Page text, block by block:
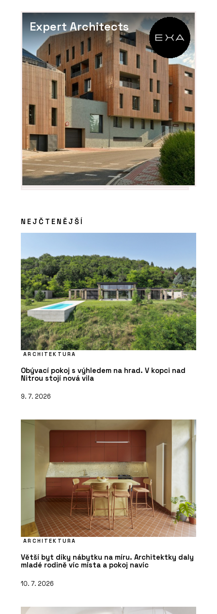
Expert Architects
NEJČTENĚJŠÍ
ARCHITEKTURA
Obývací pokoj s výhledem na hrad. V kopci nad
Nitrou stojí nová vila
9. 7. 2026
ARCHITEKTURA
Větší byt díky nábytku na míru. Architektky daly
mladé rodině víc místa a pokoj navíc
10. 7. 2026